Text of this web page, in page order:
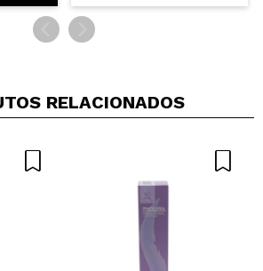
RELACIONADOS